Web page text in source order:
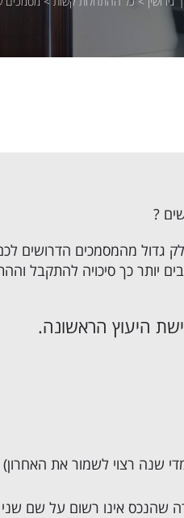
?
גדול מהמסמכים הדרושים
כך סיכויה להתקבל
היעוץ הראשונה.
שנה רצוי לשמור את האחרון)
אינו רשום על שם שני